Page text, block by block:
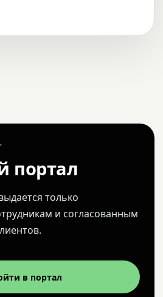
портал
только
и согласованным
в портал